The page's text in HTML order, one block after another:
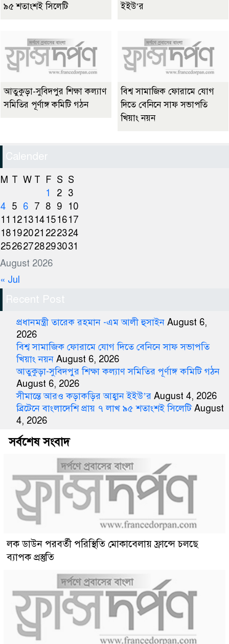
৯৫ শতাংশই সিলেটি ইইউ’র
আতুকুড়া-সুবিদপুর শিক্ষা কল্যাণ
সমিতির পূর্ণাঙ্গ কমিটি গঠন
বিশ্ব সামাজিক ফোরামে যোগ
দিতে বেনিনে সাফ সভাপতি
খিয়াং নয়ন
Calender
August 2026
M T W T F S S
1
2 3
4 5 6 7 8 9
10
11 121314151617
18192021 222324
25262728293031
« Jul
Recent Post
প্রধানমন্ত্রী তারেক রহমান -এম আলী হুসাইন August 6,
2026
বিশ্ব সামাজিক ফোরামে যোগ দিতে বেনিনে সাফ সভাপতি
খিয়াং নয়ন August 6, 2026
আতুকুড়া-সুবিদপুর শিক্ষা কল্যাণ সমিতির পূর্ণাঙ্গ কমিটি গঠন
August 6, 2026
সীমান্তে আরও কড়াকড়ির আহ্বান ইইউ’র August 4, 2026
ব্রিটেনে বাংলাদেশি প্রায় ৭ লাখ ৯৫ শতাংশই সিলেটি August
4, 2026
সর্বশেষ সংবাদ
লক ডাউন পরবর্তী পরিস্থিতি মোকাবেলায় ফ্রান্সে চলছে
ব্যাপক প্রস্তুতি